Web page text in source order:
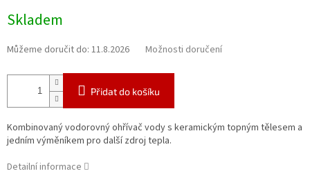
cena:
Skladem
Můžeme doručit do: 11.8.2026 Možnosti doručení
Přidat do košíku
Kombinovaný vodorovný ohřívač vody s keramickým topným tělesem a
jedním výměníkem pro další zdroj tepla.
Detailní informace